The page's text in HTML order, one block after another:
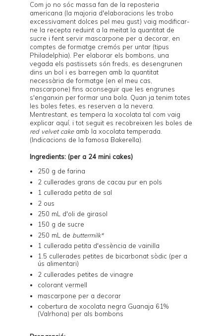
Com jo no sóc massa fan de la reposteria
americana (la majoria d'elaboracions les trobo
excessivament dolces pel meu gust) vaig modificar-
ne la recepta reduint a la meitat la quantitat de
sucre i fent servir mascarpone per a decorar, en
comptes de formatge cremós per untar (tipus
Philadelphia). Per elaborar els bombons, una
vegada els pastissets són freds, es desengrunen
dins un bol i es barregen amb la quantitat
necessària de formatge (en el meu cas,
mascarpone) fins aconseguir que les engrunes
s'enganxin per formar una bola. Quan ja tenim totes
les boles fetes, es reserven a la nevera.
Mentrestant, es tempera la xocolata tal com vaig
explicar aquí, i tot seguit es recobreixen les boles de
red velvet cakeamb la xocolata temperada.
(Indicacions de la famosa Bakerella).
Ingredients: (per a 24 mini cakes)
250 g de farina
2 cullerades grans de cacau pur en pols
1 cullerada petita de sal
2 ous
250 mL d'oli de girasol
150 g de sucre
250 mL de buttermilk*
1 cullerada petita d'essència de vainilla
1.5 cullerades petites de bicarbonat sòdic (per a
ús alimentari)
2 cullerades petites de vinagre
colorant vermell
mascarpone per a decorar
cobertura de xocolata negra Guanaja 61%
(Valrhona) per als bombons